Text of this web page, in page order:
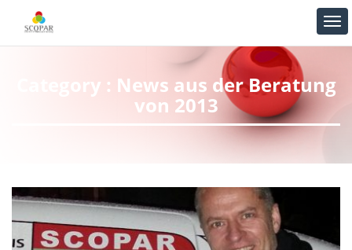
Category : News aus der Beratung
von 2013